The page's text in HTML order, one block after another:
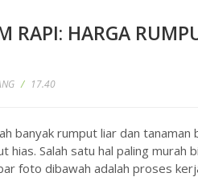
RAPI: HARGA
/ 17.40
banyak rumput liar dan
hias. Salah satu hal paling murah
foto dibawah adalah proses